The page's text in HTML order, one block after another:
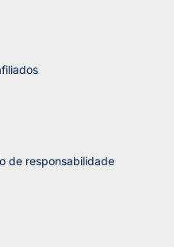
de responsabilidade